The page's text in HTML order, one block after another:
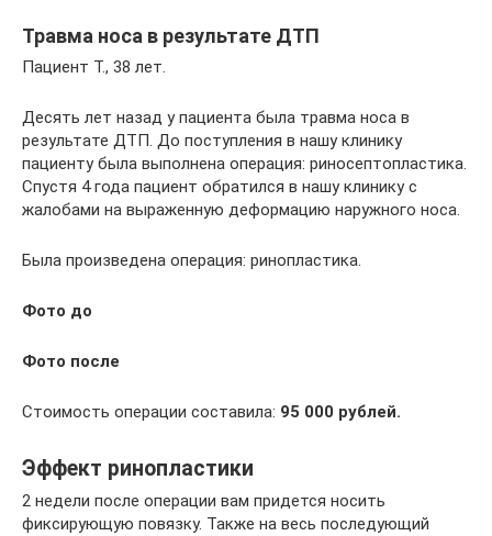
Травма носа в результате ДТП
Пациент Т., 38 лет.
Десять лет назад у пациента была травма носа в
результате ДТП. До поступления в нашу клинику
пациенту была выполнена операция: риносептопластика.
Спустя 4 года пациент обратился в нашу клинику с
жалобами на выраженную деформацию наружного носа.
Была произведена операция: ринопластика.
Фото до
Фото после
Стоимость операции составила: 95 000 рублей.
Эффект ринопластики
2 недели после операции вам придется носить
фиксирующую повязку. Также на весь последующий